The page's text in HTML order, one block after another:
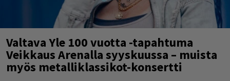
Valtava Yle 100 vuotta -tapahtuma
Veikkaus Arenalla syyskuussa – muista
myös metalliklassikot-konsertti